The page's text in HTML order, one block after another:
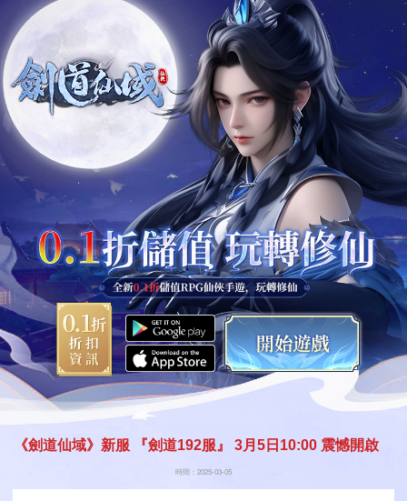
《劍道仙域》新服 『劍道192服』 3月5日10:00 震憾開啟
時間：2025-03-05